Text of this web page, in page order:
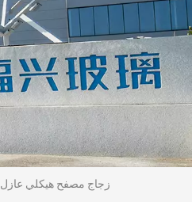
زجاج مصفح هيكلي عازل